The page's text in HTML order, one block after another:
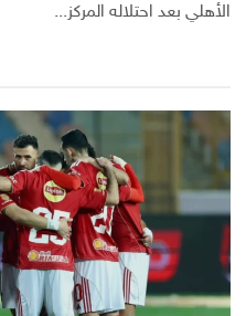
الأهلي بعد احتلاله المركز...